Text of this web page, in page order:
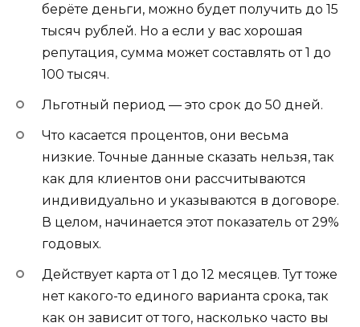
берёте деньги, можно будет получить до 15
тысяч рублей. Но а если у вас хорошая
репутация, сумма может составлять от 1 до
100 тысяч.
Льготный период — это срок до 50 дней.
Что касается процентов, они весьма
низкие. Точные данные сказать нельзя, так
как для клиентов они рассчитываются
индивидуально и указываются в договоре.
В целом, начинается этот показатель от 29%
годовых.
Действует карта от 1 до 12 месяцев. Тут тоже
нет какого-то единого варианта срока, так
как он зависит от того, насколько часто вы